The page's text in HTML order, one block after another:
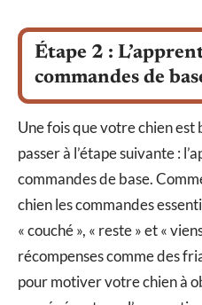
Étape 2 :
commandes de
Une fois que votre chien est
passer à l’étape suivante :
commandes de base.
chien les commandes
« couché », « reste » et «
récompenses comme des
pour motiver votre chien à